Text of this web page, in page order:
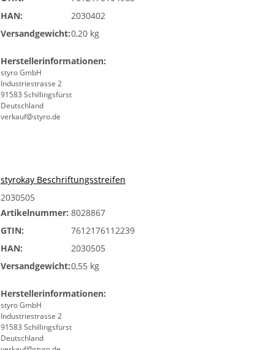
HAN:
2030402
Versandgewicht:0,20 kg
Herstellerinformationen:
styro GmbH
Industriestrasse 2
91583 Schillingsfürst
Deutschland
verkauf@styro.de
styrokay Beschriftungsstreifen
2030505
Artikelnummer: 8028867
GTIN:
7612176112239
HAN:
2030505
Versandgewicht:0,55 kg
Herstellerinformationen:
styro GmbH
Industriestrasse 2
91583 Schillingsfürst
Deutschland